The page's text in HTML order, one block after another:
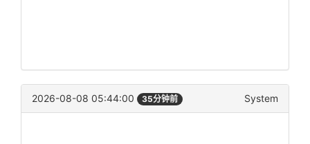
2026-08-08 05:44:00 35分钟前 System